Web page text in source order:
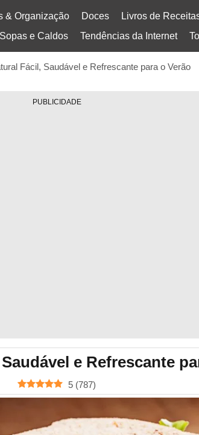
& Organização Doces Livros de
Sopas e Caldos Tendências da Internet
Fácil, Saudável e Refrescante para o Verão
PUBLICIDADE
e Refrescante
5 (787)